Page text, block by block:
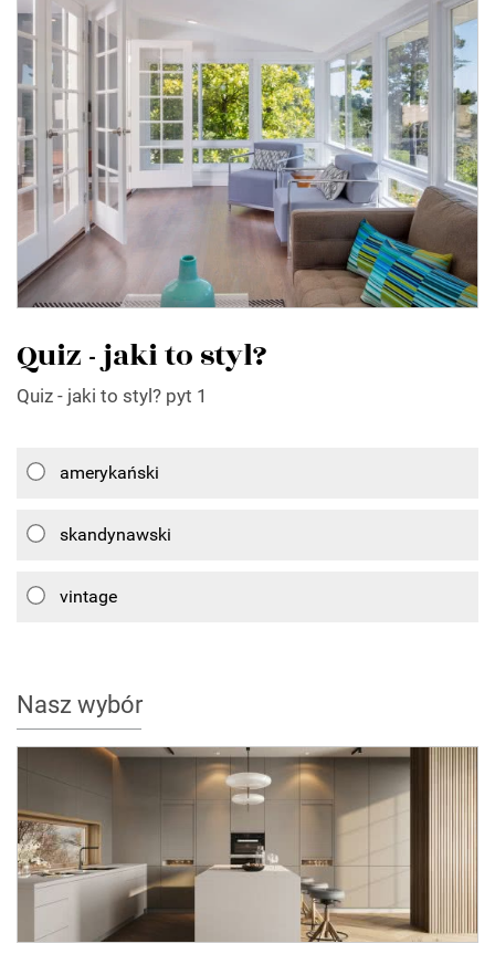
Quiz - jaki to styl?
Quiz - jaki to styl? pyt 1
amerykański
skandynawski
vintage
Nasz wybór